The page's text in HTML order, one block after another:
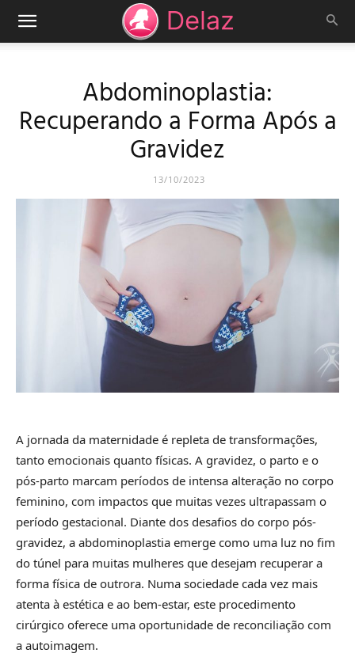
Abdominoplastia:
Recuperando a Forma Após a
Gravidez
13/10/2023
A jornada da maternidade é repleta de transformações,
tanto emocionais quanto físicas. A gravidez, o parto e o
pós-parto marcam períodos de intensa alteração no corpo
feminino, com impactos que muitas vezes ultrapassam o
período gestacional. Diante dos desafios do corpo pós-
gravidez, a abdominoplastia emerge como uma luz no fim
do túnel para muitas mulheres que desejam recuperar a
forma física de outrora. Numa sociedade cada vez mais
atenta à estética e ao bem-estar, este procedimento
cirúrgico oferece uma oportunidade de reconciliação com
a autoimagem.